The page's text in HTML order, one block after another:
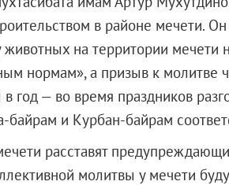
в районе мечети. Он
на территории мечети
нормам», а призыв к молитве
год — во время праздников
байрам и Курбан-байрам
расставят
молитвы у мечети